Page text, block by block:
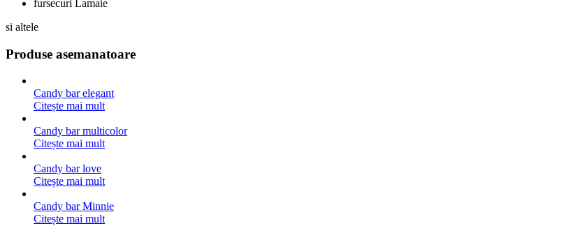
fursecuri Lamaie
si altele
Produse asemanatoare
Candy bar elegant
Citește mai mult
Candy bar multicolor
Citește mai mult
Candy bar love
Citește mai mult
Candy bar Minnie
Citește mai mult